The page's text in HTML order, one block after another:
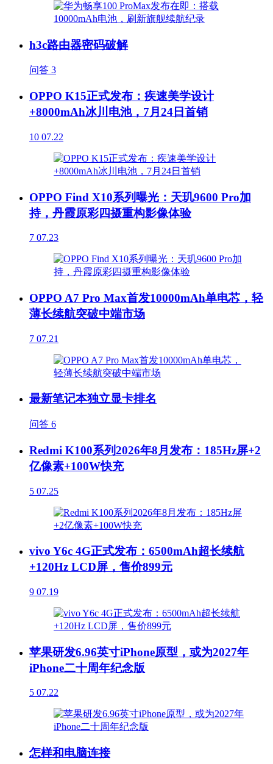
h3c路由器密码破解
问答 3
OPPO K15正式发布：疾速美学设计
+8000mAh冰川电池，7月24日首销
10 07.22
OPPO Find X10系列曝光：天玑9600 Pro加
持，丹霞原彩四摄重构影像体验
7 07.23
OPPO A7 Pro Max首发10000mAh单电芯，轻
薄长续航突破中端市场
7 07.21
最新笔记本独立显卡排名
问答 6
Redmi K100系列2026年8月发布：185Hz屏+2
亿像素+100W快充
5 07.25
vivo Y6c 4G正式发布：6500mAh超长续航
+120Hz LCD屏，售价899元
9 07.19
苹果研发6.96英寸iPhone原型，或为2027年
iPhone二十周年纪念版
5 07.22
怎样和电脑连接